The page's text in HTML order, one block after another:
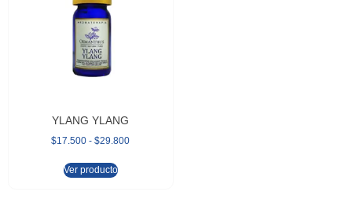
YLANG YLANG
$17.500 - $29.800
Ver producto